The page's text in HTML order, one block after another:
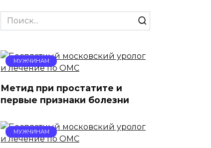
Search
for:
МУЖЧИНАМ
Метид при простатите и
первые признаки болезни
МУЖЧИНАМ